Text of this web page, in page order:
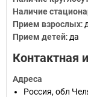
Наличие
Прием взрослых:
Прием детей: да
Контактная
Адреса
Россия, обл